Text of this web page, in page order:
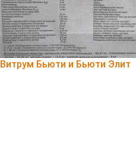
Витрум Бьюти и Бьюти Элит